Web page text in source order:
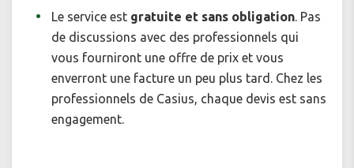
Le service est gratuite et sans obligation. Pas
de discussions avec des professionnels qui
vous fourniront une offre de prix et vous
enverront une facture un peu plus tard. Chez les
professionnels de Casius, chaque devis est sans
engagement.